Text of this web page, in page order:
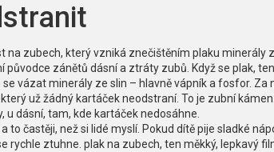
na zubech, který vzniká znečištěním plaku minerály
původce zánětů dásní a ztráty zubů Když se plak,
vázat minerály ze slin – hlavně vápník a fosfor. Za
už žádný kartáček neodstraní. To je zubní
dásní, tam, kde kartáček nedosáhne.
to častěji, než si lidé myslí. Pokud dítě pije sladké
rychle ztuhne. plak na zubech, ten měkký, lepkavý